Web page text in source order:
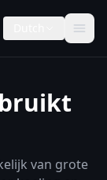
van grote